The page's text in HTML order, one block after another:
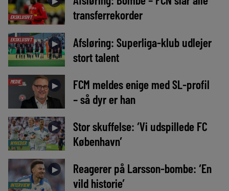
EKSKLUSIVT
transferrekorder
EKSKLUSIVT ►
Afsløring: Superliga-klub udlejer
stort talent
MEDIE ►
FCM meldes enige med SL-profil
– så dyr er han
NYHEDER
►
Stor skuffelse: ‘Vi udspillede FC
København’
INTERVIEW
►
Reagerer på Larsson-bombe: ‘En
vild historie’